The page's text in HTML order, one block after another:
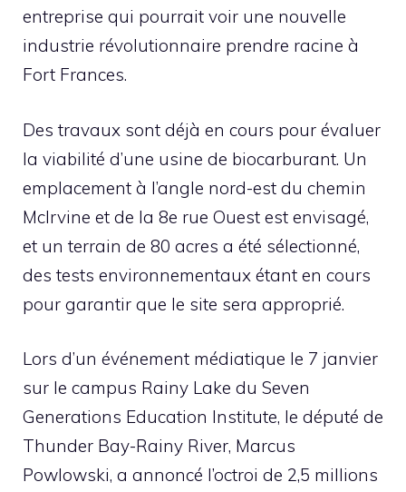
entreprise qui pourrait voir une nouvelle
industrie révolutionnaire prendre racine à
Fort Frances.
Des travaux sont déjà en cours pour évaluer
la viabilité d’une usine de biocarburant. Un
emplacement à l’angle nord-est du chemin
McIrvine et de la 8e rue Ouest est envisagé,
et un terrain de 80 acres a été sélectionné,
des tests environnementaux étant en cours
pour garantir que le site sera approprié.
Lors d’un événement médiatique le 7 janvier
sur le campus Rainy Lake du Seven
Generations Education Institute, le député de
Thunder Bay-Rainy River, Marcus
Powlowski, a annoncé l’octroi de 2,5 millions